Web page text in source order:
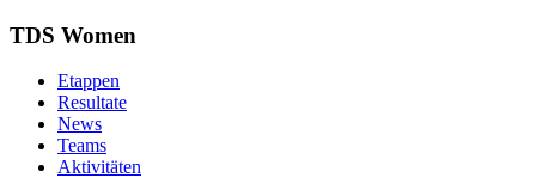
TDS Women
Etappen
Resultate
News
Teams
Aktivitäten